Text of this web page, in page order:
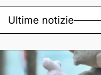
Ultime notizie